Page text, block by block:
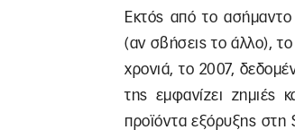
Εκτός από το
(αν σβήσεις το άλλο),
χρονιά, το 2007,
της εμφανίζει ζημιές
προϊόντα εξόρυξης